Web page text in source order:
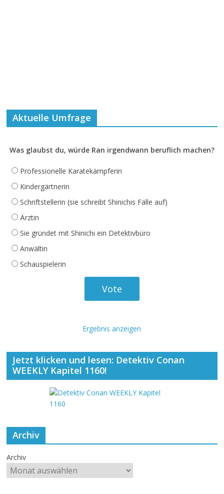
Aktuelle Umfrage
Was glaubst du, würde Ran irgendwann beruflich machen?
Professionelle Karatekämpferin
Kindergärtnerin
Schriftstellerin (sie schreibt Shinichis Fälle auf)
Ärztin
Sie gründet mit Shinichi ein Detektivbüro
Anwältin
Schauspielerin
Ergebnis anzeigen
Jetzt klicken und lesen: Detektiv Conan
WEEKLY Kapitel 1160!
Archiv
Archiv